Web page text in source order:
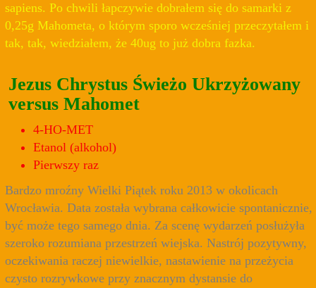
sapiens. Po chwili łapczywie dobrałem się do samarki z
0,25g Mahometa, o którym sporo wcześniej przeczytałem i
tak, tak, wiedziałem, że 40ug to już dobra fazka.
Jezus Chrystus Świeżo Ukrzyżowany
versus Mahomet
4-HO-MET
Etanol (alkohol)
Pierwszy raz
Bardzo mroźny Wielki Piątek roku 2013 w okolicach
Wrocławia. Data została wybrana całkowicie spontanicznie,
być może tego samego dnia. Za scenę wydarzeń posłużyła
szeroko rozumiana przestrzeń wiejska. Nastrój pozytywny,
oczekiwania raczej niewielkie, nastawienie na przeżycia
czysto rozrywkowe przy znacznym dystansie do